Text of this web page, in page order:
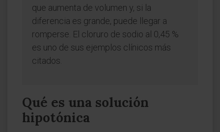
que aumenta de volumen y, si la
diferencia es grande, puede llegar a
romperse. El cloruro de sodio al 0,45 %
es uno de sus ejemplos clínicos más
citados.
Qué es una solución
hipotónica